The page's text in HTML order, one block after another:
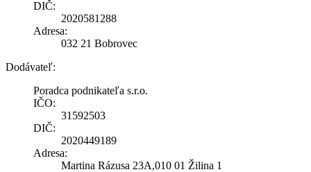
DIČ:
2020581288
Adresa:
032 21 Bobrovec
Dodávateľ:
Poradca podnikateľa s.r.o.
IČO:
31592503
DIČ:
2020449189
Adresa:
Martina Rázusa 23A,010 01 Žilina 1